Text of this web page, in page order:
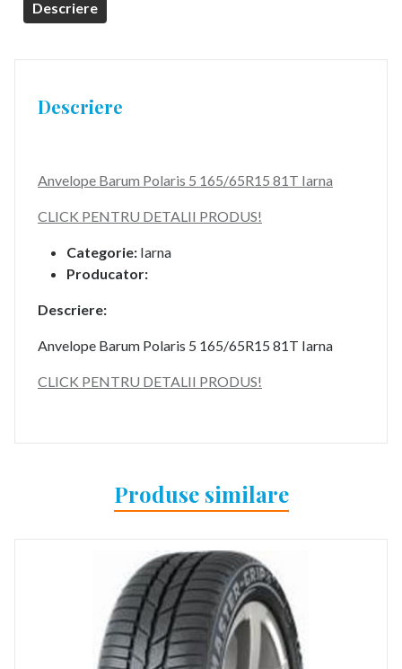
Descriere
Descriere
Anvelope Barum Polaris 5 165/65R15 81T Iarna
CLICK PENTRU DETALII PRODUS!
Categorie: Iarna
Producator:
Descriere:
Anvelope Barum Polaris 5 165/65R15 81T Iarna
CLICK PENTRU DETALII PRODUS!
Produse similare